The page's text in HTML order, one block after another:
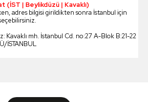
(İST | Beylikdüzü | Kavaklı)
adres bilgisi girildikten sonra İstanbul için
Kavaklı mh. İstanbul Cd. no:27 A-Blok B:21-22
İSTANBUL